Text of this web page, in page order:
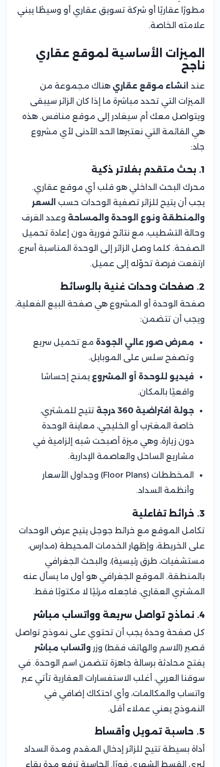
مطورًا عقاريًا أو شركة تسويق عقاري أو وسيطًا يبني
علامته الخاصة.
الميزات الأساسية لموقع عقاري
ناجح
عند انشاء موقع عقاري هناك مجموعة من
الميزات التي تحدد مباشرة ما إذا كان الزائر سيبقى
ويتواصل معك أم سيغادر إلى موقع منافس. هذه
هي القائمة التي نعتبرها الحد الأدنى لأي مشروع
جاد:
1. بحث متقدم بفلاتر ذكية
محرك البحث الداخلي هو قلب أي موقع عقاري.
يجب أن يتيح للزائر تصفية الوحدات حسب
السعر
والمنطقة ونوع الوحدة والمساحة وعدد الغرف
وحالة التشطيب، مع نتائج فورية دون إعادة تحميل
الصفحة. كلما وصل الزائر إلى الوحدة المناسبة أسرع،
ارتفعت فرصة تحوّله إلى عميل.
2. صفحات وحدات غنية بالوسائط
صفحة الوحدة أو المشروع هي صفحة البيع الفعلية،
ويجب أن تتضمن:
معرض صور عالي الجودة مع تحميل سريع
وتصفح سلس على الموبايل.
فيديو للوحدة أو المشروع يمنح إحساسًا
واقعيًا بالمكان.
جولة افتراضية 360 درجة
تتيح للمشتري،
خاصة المغترب أو الخليجي، معاينة الوحدة
دون زيارة، وهي ميزة أصبحت شبه إلزامية في
مشاريع الساحل والعاصمة الإدارية.
المخططات (Floor Plans) وجداول الأسعار
وأنظمة السداد.
3. خرائط تفاعلية
تكامل الموقع مع خرائط جوجل يتيح عرض الوحدات
على الخريطة، وإظهار الخدمات المحيطة (مدارس،
مستشفيات، طرق رئيسية)، والبحث الجغرافي
بالمنطقة. الموقع الجغرافي هو أول ما يسأل عنه
المشتري العقاري، فاجعله مرئيًا لا مكتوبًا فقط.
4. نماذج تواصل سريعة وواتساب مباشر
كل صفحة وحدة يجب أن تحتوي على نموذج تواصل
قصير (الاسم والهاتف فقط) وزر واتساب مباشر
يفتح محادثة برسالة جاهزة تتضمن اسم الوحدة. في
سوقنا العربي، أغلب الاستفسارات العقارية تأتي عبر
واتساب والمكالمات، وأي احتكاك إضافي في
النموذج يعني عملاء أقل.
5. حاسبة تمويل وأقساط
أداة بسيطة تتيح للزائر إدخال المقدم ومدة السداد
ليرى القسط الشهري فورًا. الحاسبة ترفع مدة بقاء